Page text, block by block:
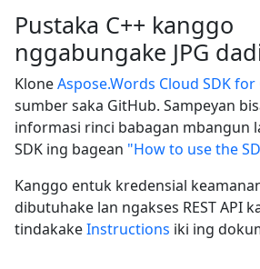
Pustaka C++ kanggo
nggabungake JPG
KloneAspose.Words Cloud SDK for
sumber saka GitHub. Sampeyan
informasi rinci babagan mbangun
SDK ing bagean "How to use the
Kanggo entuk kredensial
dibutuhake lan ngakses REST API
tindakakeInstructions iki ing